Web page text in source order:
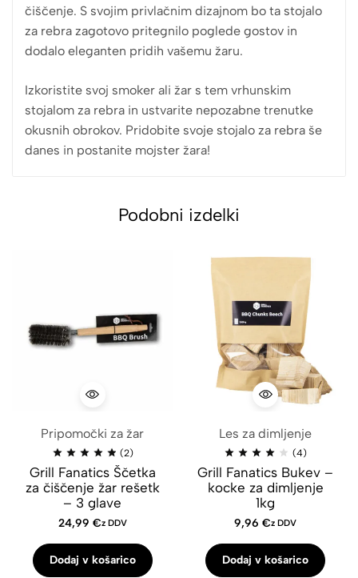
čiščenje. S svojim privlačnim dizajnom bo ta stojalo
za rebra zagotovo pritegnilo poglede gostov in
dodalo eleganten pridih vašemu žaru.
Izkoristite svoj smoker ali žar s tem vrhunskim
stojalom za rebra in ustvarite nepozabne trenutke
okusnih obrokov. Pridobite svoje stojalo za rebra še
danes in postanite mojster žara!
Podobni izdelki
Pripomočki za žar
(2)
Grill Fanatics Ščetka
za čiščenje žar rešetk
– 3 glave
24,99 €z DDV
Dodaj v košarico
Les za dimljenje
(4)
Grill Fanatics Bukev –
kocke za dimljenje
1kg
9,96€z DDV
Dodaj v košarico